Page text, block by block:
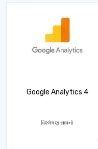
Google Analytics 4
વિશ્લેષણ સાધનો